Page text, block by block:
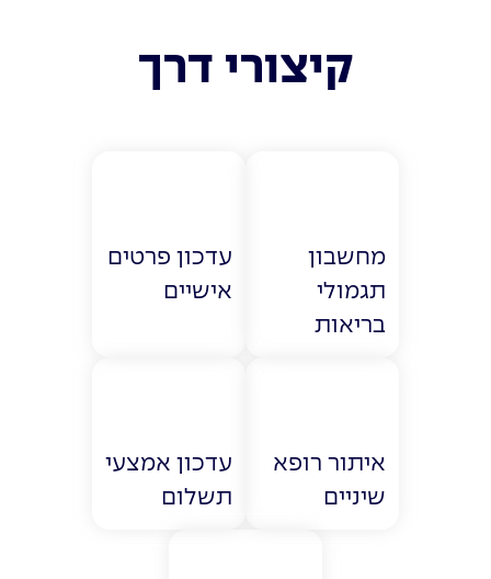
קיצורי דרך
מחשבון
תגמולי
בריאות
עדכון פרטים
אישיים
איתור רופא
שיניים
עדכון אמצעי
תשלום